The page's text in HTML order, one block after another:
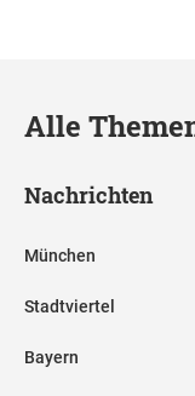
Alle
Nachrichten
München
Stadtviertel
Bayern